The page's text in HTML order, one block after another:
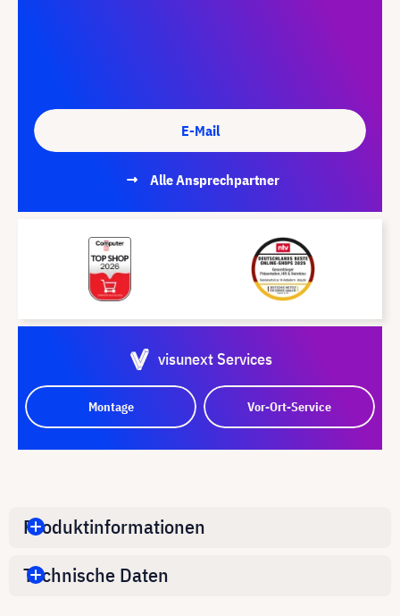
E-Mail
Alle Ansprechpartner
visunext Services
Montage Vor-Ort-Service
Produktinformationen
Technische Daten